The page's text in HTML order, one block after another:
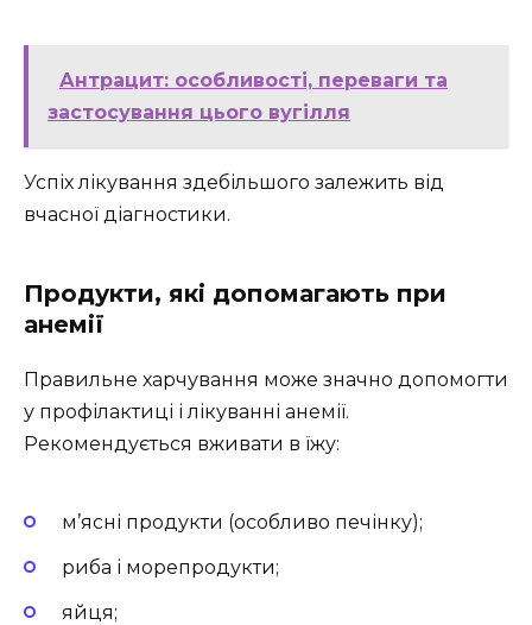
Антрацит: особливості, переваги та
застосування цього вугілля
Успіх лікування здебільшого залежить від
вчасної діагностики.
Продукти, які допомагають при
анемії
Правильне харчування може значно допомогти
у профілактиці і лікуванні анемії.
Рекомендується вживати в їжу:
м’ясні продукти (особливо печінку);
риба і морепродукти;
яйця;